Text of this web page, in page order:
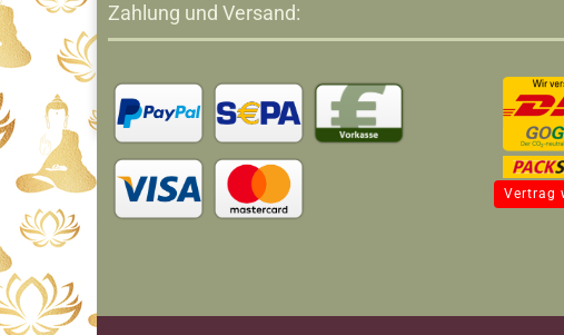
Zahlung und Versand:
Vertrag